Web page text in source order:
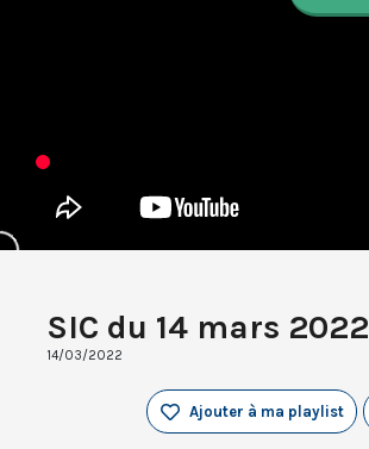
SIC du 14 mars 2022
14/03/2022
Ajouter à ma playlist